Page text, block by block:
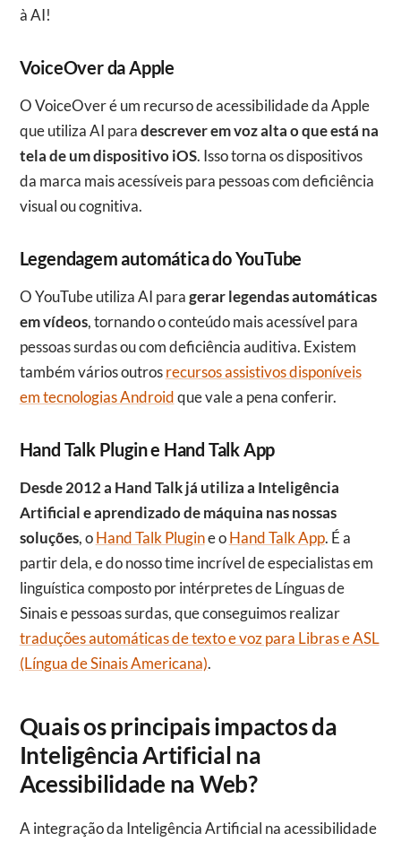
à AI!
VoiceOver da Apple
O VoiceOver é um recurso de acessibilidade da Apple
que utiliza AI paradescrever em voz alta o que está na
tela de um dispositivo iOS. Isso torna os dispositivos
da marca mais acessíveis para pessoas com deficiência
visual ou cognitiva.
Legendagem automática do YouTube
O YouTube utiliza AI paragerar legendas automáticas
em vídeos, tornando o conteúdo mais acessível para
pessoas surdas ou com deficiência auditiva. Existem
também vários outrosrecursos assistivos disponíveis
em tecnologias Androidque vale a pena conferir.
Hand Talk Plugin e Hand Talk App
Desde 2012 a Hand Talk já utiliza a Inteligência
Artificial e aprendizado de máquina nas nossas
soluções, oHand Talk Plugine oHand Talk App. É a
partir dela, e do nosso time incrível de especialistas em
linguística composto por intérpretes de Línguas de
Sinais e pessoas surdas, que conseguimos realizar
traduções automáticas de texto e voz para Libras e ASL
(Língua de Sinais Americana).
Quais os principais impactos da
Inteligência Artificial na
Acessibilidade na Web?
A integração da Inteligência Artificial na acessibilidade